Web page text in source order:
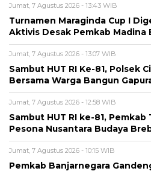
Jumat, 7 Agustus 2026 - 13:43 WIB
Turnamen Maraginda Cup I
Aktivis Desak Pemkab Madina
Jumat, 7 Agustus 2026 - 13:07 WIB
Sambut HUT RI Ke-81, Polsek
Bersama Warga Bangun
Jumat, 7 Agustus 2026 - 12:58 WIB
Sambut HUT RI ke-81, Pemkab
Pesona Nusantara Budaya
Jumat, 7 Agustus 2026 - 10:15 WIB
Pemkab Banjarnegara